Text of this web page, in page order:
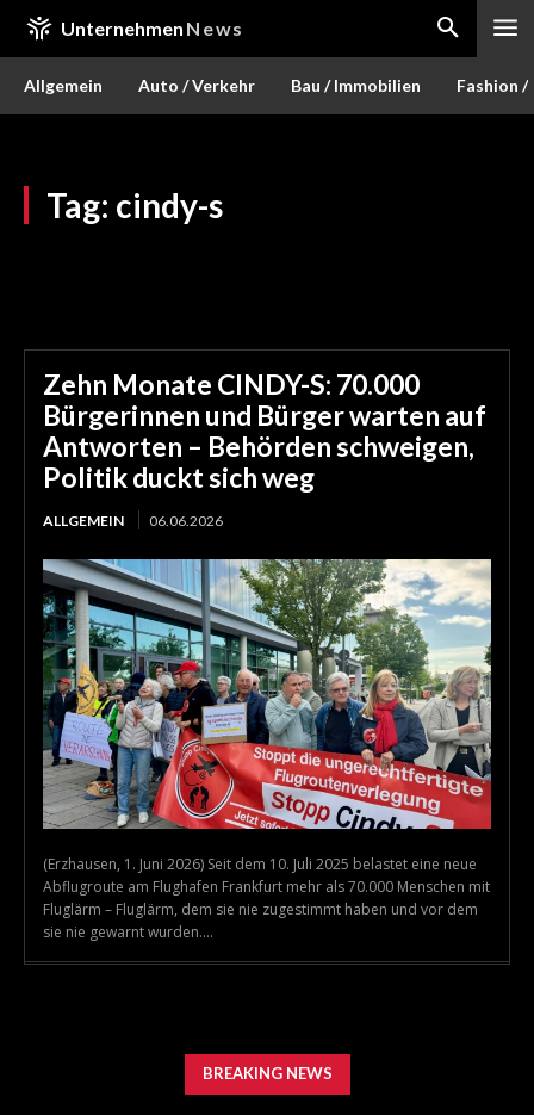
Unternehmen News
Allgemein Auto / Verkehr Bau / Immobilien Fashion /
Tag: cindy-s
Zehn Monate CINDY-S: 70.000
Bürgerinnen und Bürger warten auf
Antworten – Behörden schweigen,
Politik duckt sich weg
ALLGEMEIN 06.06.2026
(Erzhausen, 1. Juni 2026) Seit dem 10. Juli 2025 belastet eine neue
Abflugroute am Flughafen Frankfurt mehr als 70.000 Menschen mit
Fluglärm – Fluglärm, dem sie nie zugestimmt haben und vor dem
sie nie gewarnt wurden....
BREAKING NEWS